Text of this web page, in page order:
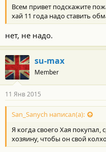
и
:
Всем привет подскажите
хай 11 года надо ставить
нет, не надо.
su-max
Member
11 Янв 2015
San_Sanych написал(а):
Я когда своего Хая
хозяину, чтобы он свой